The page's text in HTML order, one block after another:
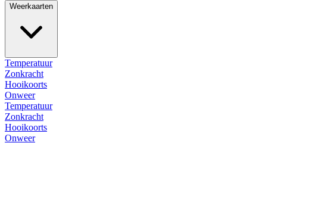
Weerkaarten
Temperatuur
Zonkracht
Hooikoorts
Onweer
Temperatuur
Zonkracht
Hooikoorts
Onweer